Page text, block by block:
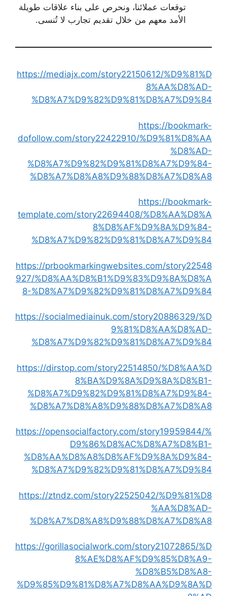
توقعات عملائنا، ونحرص على بناء علاقات طويلة
الأمد معهم من خلال تقديم تجارب لا تُنسى.
https://mediajx.com/story22150612/%D9%81%D
8%AA%D8%AD-
%D8%A7%D9%82%D9%81%D8%A7%D9%84
https://bookmark-
dofollow.com/story22422910/%D9%81%D8%AA
%D8%AD-
%D8%A7%D9%82%D9%81%D8%A7%D9%84-
%D8%A7%D8%A8%D9%88%D8%A7%D8%A8
https://bookmark-
template.com/story22694408/%D8%AA%D8%A
8%D8%AF%D9%8A%D9%84-
%D8%A7%D9%82%D9%81%D8%A7%D9%84
https://prbookmarkingwebsites.com/story22548
927/%D8%AA%D8%B1%D9%83%D9%8A%D8%A
8-%D8%A7%D9%82%D9%81%D8%A7%D9%84
https://socialmediainuk.com/story20886329/%D
9%81%D8%AA%D8%AD-
%D8%A7%D9%82%D9%81%D8%A7%D9%84
https://dirstop.com/story22514850/%D8%AA%D
8%BA%D9%8A%D9%8A%D8%B1-
%D8%A7%D9%82%D9%81%D8%A7%D9%84-
%D8%A7%D8%A8%D9%88%D8%A7%D8%A8
https://opensocialfactory.com/story19959844/%
D9%86%D8%AC%D8%A7%D8%B1-
%D8%AA%D8%A8%D8%AF%D9%8A%D9%84-
%D8%A7%D9%82%D9%81%D8%A7%D9%84
https://ztndz.com/story22525042/%D9%81%D8
%AA%D8%AD-
%D8%A7%D8%A8%D9%88%D8%A7%D8%A8
https://gorillasocialwork.com/story21072865/%D
8%AE%D8%AF%D9%85%D8%A9-
%D8%B5%D8%A8-
%D9%85%D9%81%D8%A7%D8%AA%D9%8A%D